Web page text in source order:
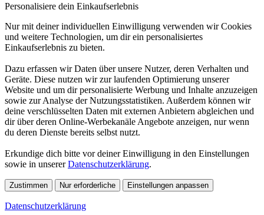
Personalisiere dein Einkaufserlebnis
Nur mit deiner individuellen Einwilligung verwenden wir Cookies
und weitere Technologien, um dir ein personalisiertes
Einkaufserlebnis zu bieten.
Dazu erfassen wir Daten über unsere Nutzer, deren Verhalten und
Geräte. Diese nutzen wir zur laufenden Optimierung unserer
Website und um dir personalisierte Werbung und Inhalte anzuzeigen
sowie zur Analyse der Nutzungsstatistiken. Außerdem können wir
deine verschlüsselten Daten mit externen Anbietern abgleichen und
dir über deren Online-Werbekanäle Angebote anzeigen, nur wenn
du deren Dienste bereits selbst nutzt.
Erkundige dich bitte vor deiner Einwilligung in den Einstellungen
sowie in unsererDatenschutzerklärung.
Zustimmen Nur erforderliche Einstellungen anpassen
Datenschutzerklärung